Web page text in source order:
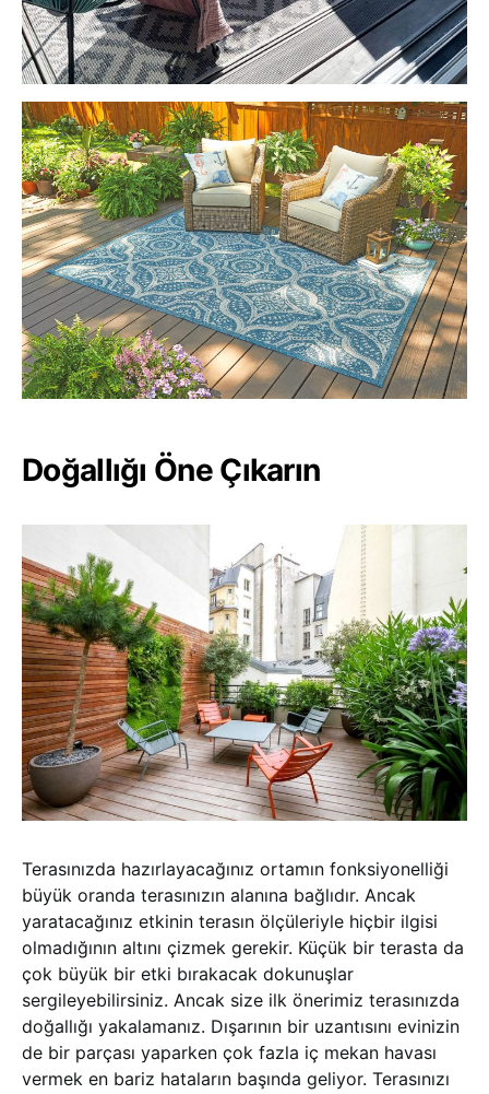
Doğallığı Öne Çıkarın
Terasınızda hazırlayacağınız ortamın fonksiyonelliği
büyük oranda terasınızın alanına bağlıdır. Ancak
yaratacağınız etkinin terasın ölçüleriyle hiçbir ilgisi
olmadığının altını çizmek gerekir. Küçük bir terasta da
çok büyük bir etki bırakacak dokunuşlar
sergileyebilirsiniz. Ancak size ilk önerimiz terasınızda
doğallığı yakalamanız. Dışarının bir uzantısını evinizin
de bir parçası yaparken çok fazla iç mekan havası
vermek en bariz hataların başında geliyor. Terasınızı